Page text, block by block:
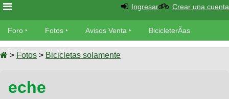
Foro
Foro
MecÃ¡nica
Fotos
SUBÃ
Avisos
Ventas
Ingresar Crear una cuenta
Foro Fotos Avisos Venta BicicleterÃ­as
Bicicletas Videos
> Fotos > Bicicletas solamente
eche